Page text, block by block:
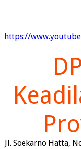
https://
Jl. Soekarno Hatta,